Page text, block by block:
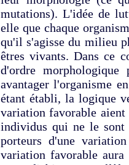
mutations). L'idée de
elle que chaque
qu'il s'agisse du milieu
êtres vivants. Dans ce
d'ordre
avantager l'organisme
étant établi, la logique
variation favorable aient
individus qui ne le
porteurs d'une
variation favorable